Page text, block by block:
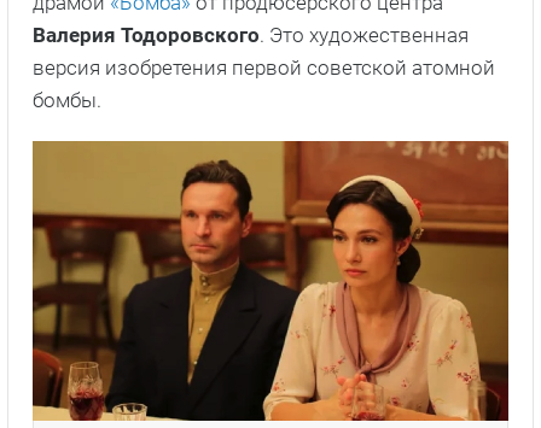
Валерия Тодоровского. Это художественная
версия изобретения первой советской атомной
бомбы.